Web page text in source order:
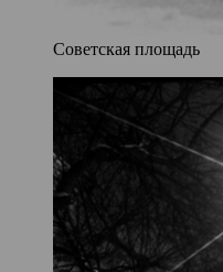
Советская площадь